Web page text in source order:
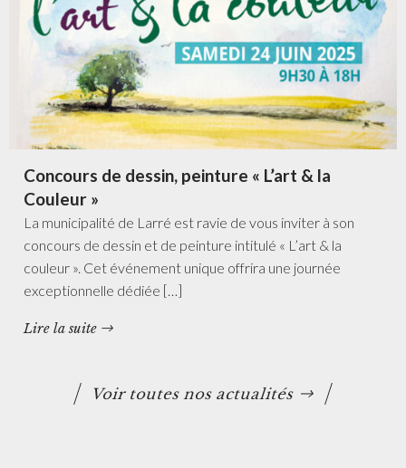
Concours de dessin, peinture « L’art & la
Couleur »
La municipalité de Larré est ravie de vous inviter à son
concours de dessin et de peinture intitulé « L’art & la
couleur ». Cet événement unique offrira une journée
exceptionnelle dédiée […]
Lire la suite
Voir toutes nos actualités